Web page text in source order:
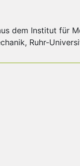
dem Institut für
Ruhr-